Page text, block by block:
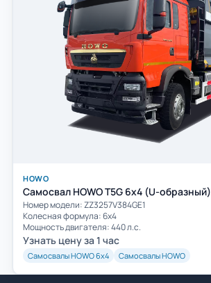
HOWO
Самосвал HOWO T5G 6x4 (U-образный)
Номер модели: ZZ3257V384GE1
Колесная формула: 6х4
Мощность двигателя: 440 л.с.
Узнать цену за 1 час
Самосвалы HOWO 6х4 Самосвалы HOWO